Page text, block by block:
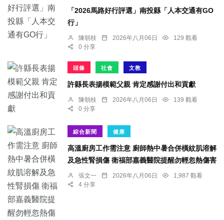
「2026馬路好行評選」南投縣「人本交通有GO
行」
陳朝枝 2026年八月06日
129 觀看
0 分享
頭條 社會 文教
許縣長表揚模範父親 肯定感謝付出和貢獻
陳朝枝 2026年八月06日
139 觀看
0 分享
綜合新聞 健康
高溫廚房工作需注意 廚師熱中暑合併橫紋肌溶解
及急性腎損傷 衛福部嘉義醫院提醒勿輕忽熱傷害
張文一 2026年八月06日
1,987 觀看
4 分享